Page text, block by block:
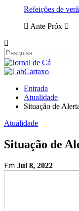
Refeições de
Ante Próx
Entrada
Atualidade
Situação de
Atualidade
Situação de
Em Jul 8, 2022